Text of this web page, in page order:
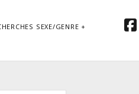
SEXE/GENRE